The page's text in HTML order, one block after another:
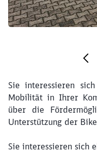
Ende des Sliders
Sie interessieren
Mobilität in Ihrer
über die
Unterstützung der
Sie interessieren sich